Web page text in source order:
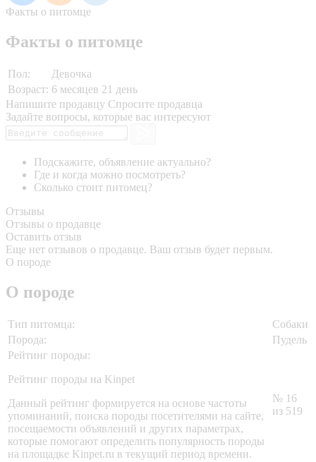
Факты о питомце
Факты о питомце
Пол:
Девочка
Возраст: 6 месяцев 21 день
Напишите продавцу Спросите продавца
Задайте вопросы, которые вас интересуют
Подскажите, объявление актуально?
Где и когда можно посмотреть?
Сколько стоит питомец?
Отзывы
Отзывы о продавце
Оставить отзыв
Еще нет отзывов о продавце. Ваш отзыв будет первым.
О породе
О породе
Тип питомца:
Собаки
Порода:
Пудель
Рейтинг породы:
Рейтинг породы на Kinpet
Данный рейтинг формируется на основе частоты
упоминаний, поиска породы посетителями на сайте,
посещаемости объявлений и других параметрах,
которые помогают определить популярность породы
на площадке Kinpet.ru в текущий период времени.
№ 16
из 519